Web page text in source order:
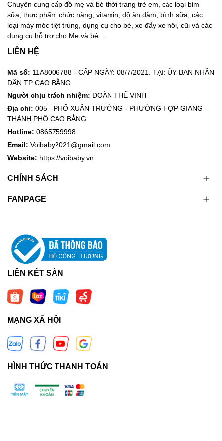
Chuyên cung cấp đồ mẹ và bé thời trang trẻ em, các loại bỉm
sữa, thực phẩm chức năng, vitamin, đồ ăn dặm, bình sữa, các
loại máy móc tiệt trùng, dụng cụ cho bé, xe đẩy xe nôi, cũi và các
dụng cụ hỗ trợ cho Mẹ và bé...
LIÊN HỆ
Mã số: 11A8006788 - CẤP NGÀY: 08/7/2021. TẠI: ỦY BAN NHÂN
DÂN TP CAO BẰNG
Người chịu trách nhiệm: ĐOÀN THẾ VINH
Địa chỉ: 005 - PHỐ XUÂN TRƯỜNG - PHƯỜNG HỢP GIANG -
THÀNH PHỐ CAO BẰNG
Hotline: 0865759998
Email: Voibaby2021@gmail.com
Website: https://voibaby.vn
CHÍNH SÁCH
FANPAGE
LIÊN KẾT SÀN
MẠNG XÃ HỘI
HÌNH THỨC THANH TOÁN